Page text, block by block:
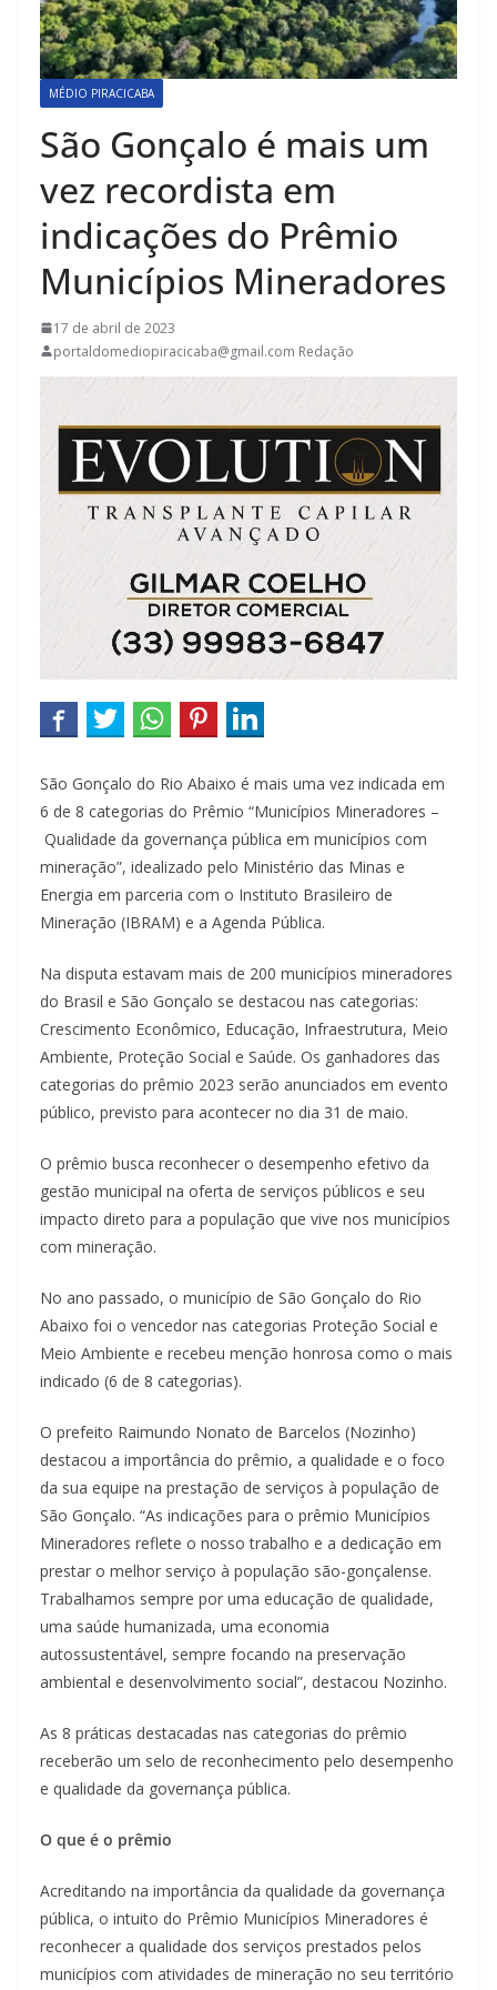
MÉDIO PIRACICABA
São Gonçalo é mais um
vez recordista em
indicações do Prêmio
Municípios Mineradores
17 de abril de 2023
portaldomediopiracicaba@gmail.com Redação
São Gonçalo do Rio Abaixo é mais uma vez indicada em
6 de 8 categorias do Prêmio “Municípios Mineradores –
Qualidade da governança pública em municípios com
mineração”, idealizado pelo Ministério das Minas e
Energia em parceria com o Instituto Brasileiro de
Mineração (IBRAM) e a Agenda Pública.
Na disputa estavam mais de 200 municípios mineradores
do Brasil e São Gonçalo se destacou nas categorias:
Crescimento Econômico, Educação, Infraestrutura, Meio
Ambiente, Proteção Social e Saúde. Os ganhadores das
categorias do prêmio 2023 serão anunciados em evento
público, previsto para acontecer no dia 31 de maio.
O prêmio busca reconhecer o desempenho efetivo da
gestão municipal na oferta de serviços públicos e seu
impacto direto para a população que vive nos municípios
com mineração.
No ano passado, o município de São Gonçalo do Rio
Abaixo foi o vencedor nas categorias Proteção Social e
Meio Ambiente e recebeu menção honrosa como o mais
indicado (6 de 8 categorias).
O prefeito Raimundo Nonato de Barcelos (Nozinho)
destacou a importância do prêmio, a qualidade e o foco
da sua equipe na prestação de serviços à população de
São Gonçalo. “As indicações para o prêmio Municípios
Mineradores reflete o nosso trabalho e a dedicação em
prestar o melhor serviço à população são-gonçalense.
Trabalhamos sempre por uma educação de qualidade,
uma saúde humanizada, uma economia
autossustentável, sempre focando na preservação
ambiental e desenvolvimento social”, destacou Nozinho.
As 8 práticas destacadas nas categorias do prêmio
receberão um selo de reconhecimento pelo desempenho
e qualidade da governança pública.
O que é o prêmio
Acreditando na importância da qualidade da governança
pública, o intuito do Prêmio Municípios Mineradores é
reconhecer a qualidade dos serviços prestados pelos
municípios com atividades de mineração no seu território